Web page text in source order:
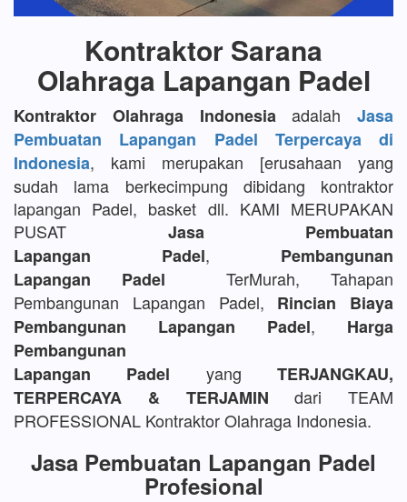
Kontraktor Sarana
Olahraga Lapangan Padel
Kontraktor Olahraga Indonesia adalah Jasa
Pembuatan Lapangan Padel Terpercaya di
Indonesia, kami merupakan [erusahaan yang
sudah lama berkecimpung dibidang kontraktor
lapangan Padel, basket dll. KAMI MERUPAKAN
PUSAT Jasa Pembuatan
Lapangan Padel, Pembangunan
Lapangan Padel TerMurah, Tahapan
Pembangunan Lapangan Padel, Rincian Biaya
Pembangunan Lapangan Padel, Harga
Pembangunan
Lapangan Padel yangTERJANGKAU,
TERPERCAYA & TERJAMIN dari TEAM
PROFESSIONAL Kontraktor Olahraga Indonesia.
Jasa Pembuatan Lapangan Padel
Profesional